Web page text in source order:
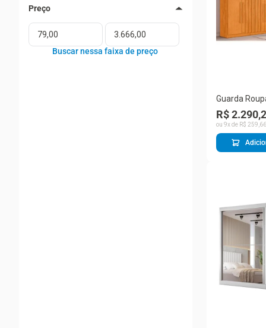
39/40
41/42
43/44
Guarda
Portas de
Amêdoa-
R$
ou 9x de R$ 259 66